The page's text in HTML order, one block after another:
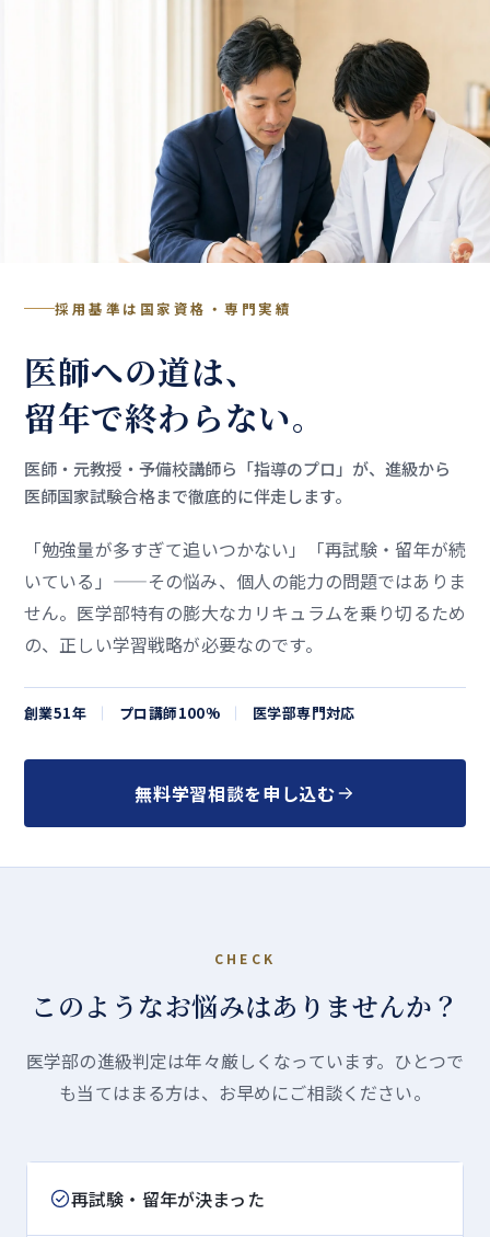
採用基準は国家資格・専門実績
医師への道は、
留年で終わらない。
医師・元教授・予備校講師ら「指導のプロ」が、進級から
医師国家試験合格まで徹底的に伴走します。
「勉強量が多すぎて追いつかない」「再試験・留年が続
いている」——その悩み、個人の能力の問題ではありま
せん。医学部特有の膨大なカリキュラムを乗り切るため
の、正しい学習戦略が必要なのです。
創業51年 プロ講師100% 医学部専門対応
無料学習相談を申し込む
CHECK
このようなお悩みはありませんか？
医学部の進級判定は年々厳しくなっています。ひとつで
も当てはまる方は、お早めにご相談ください。
再試験・留年が決まった